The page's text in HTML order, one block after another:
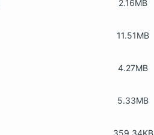
2.16MB
11.51MB
4.27MB
5.33MB
359.34KB